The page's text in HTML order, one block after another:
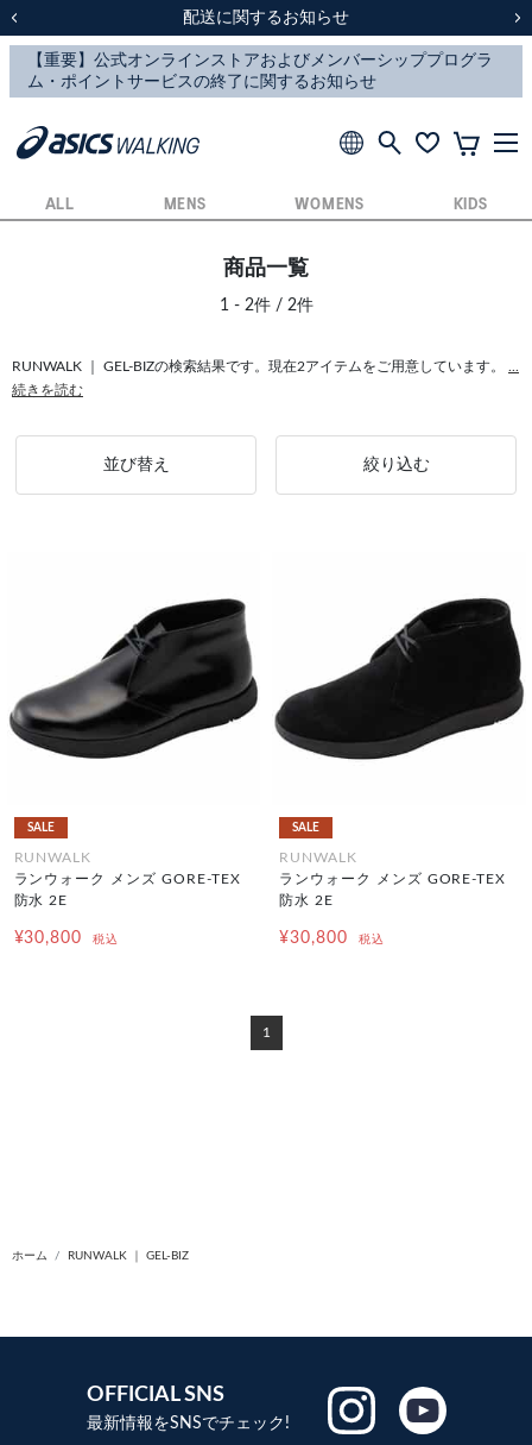
スクスク（SUKU2）価格改定のお知らせ
配送に関するお知らせ
スクスク（SUKU2）価格改定のお知らせ
配送に関するお知らせ
ALL MENS WOMENS KIDS
商品一覧
1 - 2件 / 2件
RUNWALK ｜ GEL-BIZの検索結果です。現在2アイテムをご用意しています。
続きを読む
並び替え 絞り込む
SALE
RUNWALK
ランウォーク メンズ GORE-TEX
防水 2E
¥30,800 税込
SALE
RUNWALK
ランウォーク メンズ GORE-TEX
防水 2E
¥30,800 税込
1
ホーム RUNWALK ｜ GEL-BIZ
OFFICIAL SNS
最新情報をSNSでチェック!